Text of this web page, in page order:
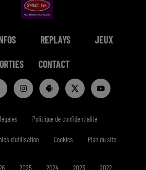
REPLAYS JEUX
CONTACT
Politique de confidentialité
d'utilisation Cookies Plan du site
2025 2024 2023 2022